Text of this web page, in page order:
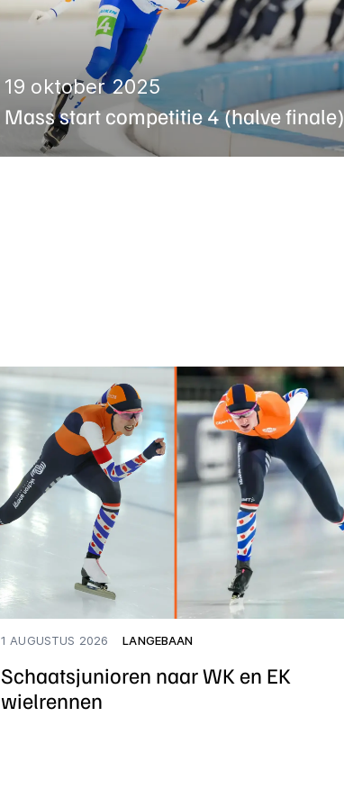
19 oktober 2025
Mass start competitie 4 (halve finale)
1 AUGUSTUS 2026 LANGEBAAN
Schaatsjunioren naar WK en EK
wielrennen